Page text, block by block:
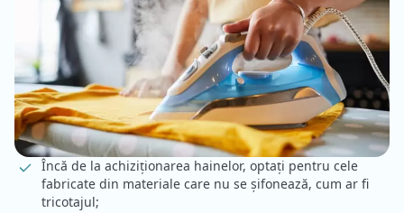
Încă de la achiziționarea hainelor, optați pentru cele
fabricate din materiale care nu se șifonează, cum ar fi
tricotajul;